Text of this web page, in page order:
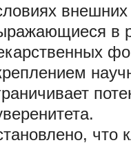
внешних
в
что